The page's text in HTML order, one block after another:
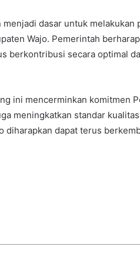
dasar untuk melakukan
Wajo. Pemerintah
berkontribusi secara optimal
ini mencerminkan komitmen
meningkatkan standar
diharapkan dapat terus